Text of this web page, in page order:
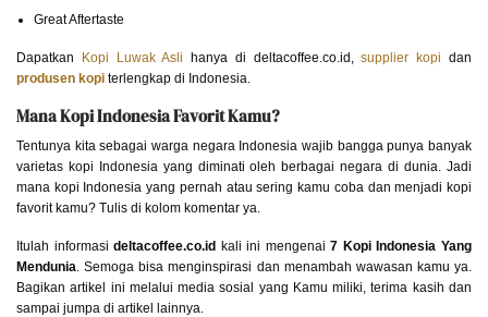
Great Aftertaste
Dapatkan Kopi Luwak Asli hanya di deltacoffee.co.id,supplier kopi dan
produsen kopi terlengkap di Indonesia.
Mana Kopi Indonesia Favorit Kamu?
Tentunya kita sebagai warga negara Indonesia wajib bangga punya banyak
varietas kopi Indonesia yang diminati oleh berbagai negara di dunia. Jadi
mana kopi Indonesia yang pernah atau sering kamu coba dan menjadi kopi
favorit kamu? Tulis di kolom komentar ya.
Itulah informasideltacoffee.co.id kali ini mengenai7 Kopi Indonesia Yang
Mendunia. Semoga bisa menginspirasi dan menambah wawasan kamu ya.
Bagikan artikel ini melalui media sosial yang Kamu miliki, terima kasih dan
sampai jumpa di artikel lainnya.